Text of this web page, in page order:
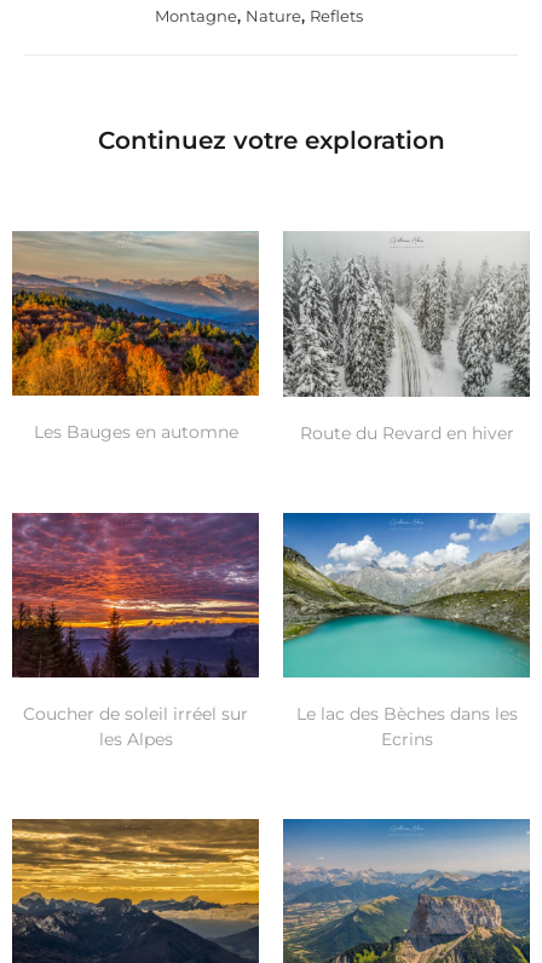
Montagne, Nature, Reflets
Continuez votre exploration
Les Bauges en automne Route du Revard en hiver
Coucher de soleil irréel sur
les Alpes
Le lac des Bèches dans les
Ecrins